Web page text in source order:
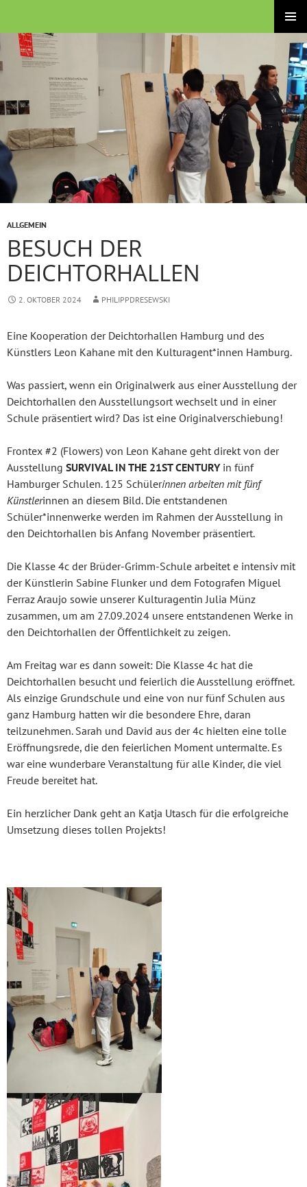
springen
MENÜ
ALLGEMEIN
BESUCH DER
DEICHTORHALLEN
2. OKTOBER 2024 PHILIPPDRESEWSKI
Eine Kooperation der Deichtorhallen Hamburg und des
Künstlers Leon Kahane mit den Kulturagent*innen Hamburg.
Was passiert, wenn ein Originalwerk aus einer Ausstellung der
Deichtorhallen den Ausstellungsort wechselt und in einer
Schule präsentiert wird? Das ist eine Originalverschiebung!
Frontex #2 (Flowers) von Leon Kahane geht direkt von der
Ausstellung SURVIVAL IN THE 21ST CENTURYin fünf
Hamburger Schulen. 125 Schülerinnen arbeiten mit fünf
Künstlerinnen an diesem Bild. Die entstandenen
Schüler*innenwerke werden im Rahmen der Ausstellung in
den Deichtorhallen bis Anfang November präsentiert.
Die Klasse 4c der Brüder-Grimm-Schule arbeitet e intensiv mit
der Künstlerin Sabine Flunker und dem Fotografen Miguel
Ferraz Araujo sowie unserer Kulturagentin Julia Münz
zusammen, um am 27.09.2024 unsere entstandenen Werke in
den Deichtorhallen der Öffentlichkeit zu zeigen.
Am Freitag war es dann soweit: Die Klasse 4c hat die
Deichtorhallen besucht und feierlich die Ausstellung eröffnet.
Als einzige Grundschule und eine von nur fünf Schulen aus
ganz Hamburg hatten wir die besondere Ehre, daran
teilzunehmen. Sarah und David aus der 4c hielten eine tolle
Eröffnungsrede, die den feierlichen Moment untermalte. Es
war eine wunderbare Veranstaltung für alle Kinder, die viel
Freude bereitet hat.
Ein herzlicher Dank geht an Katja Utasch für die erfolgreiche
Umsetzung dieses tollen Projekts!